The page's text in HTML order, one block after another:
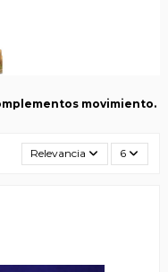
movimiento.
Relevancia 6